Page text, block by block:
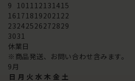
9 101112131415
16171819202122
23242526272829
3031
休業日
※商品発送、お問い合わせ含みます。
9月
日 月 火 水 木 金 土